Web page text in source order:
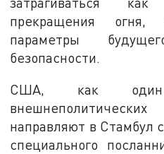
прекращения
параметры
безопасности.
США, как
направляют в Стамбул
специального